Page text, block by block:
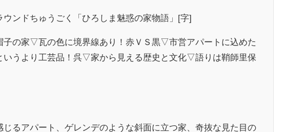
ンドちゅうごく「ひろしま魅惑の家物語」[字]
子の家▽瓦の色に境界線あり！赤ＶＳ黒▽市営アパートに込めた
うより工芸品！呉▽家から見える歴史と文化▽語りは鞘師里保
じるアパート、ゲレンデのような斜面に立つ家、奇抜な見た目の